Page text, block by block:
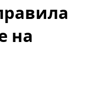
на